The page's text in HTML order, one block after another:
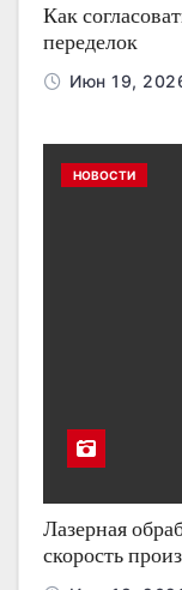
Как
переделок
Июн 19,
НОВОСТИ
Лазерная
скорость